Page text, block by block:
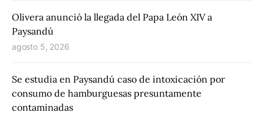
Olivera anunció la llegada del Papa León XIV a
Paysandú
agosto 5, 2026
Se estudia en Paysandú caso de intoxicación por
consumo de hamburguesas presuntamente
contaminadas